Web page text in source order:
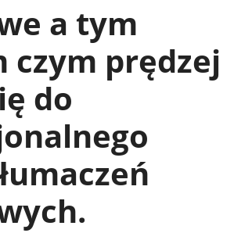
a tym
czym prędzej
do